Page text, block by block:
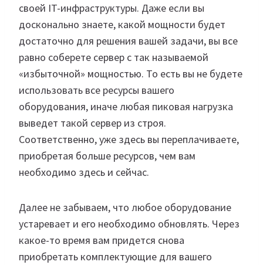
своей IT-инфраструктуры. Даже если вы
досконально знаете, какой мощности будет
достаточно для решения вашей задачи, вы все
равно соберете сервер с так называемой
«избыточной» мощностью. То есть вы не будете
использовать все ресурсы вашего
оборудования, иначе любая пиковая нагрузка
выведет такой сервер из строя.
Соответственно, уже здесь вы переплачиваете,
приобретая больше ресурсов, чем вам
необходимо здесь и сейчас.
Далее не забываем, что любое оборудование
устаревает и его необходимо обновлять. Через
какое-то время вам придется снова
приобретать комплектующие для вашего